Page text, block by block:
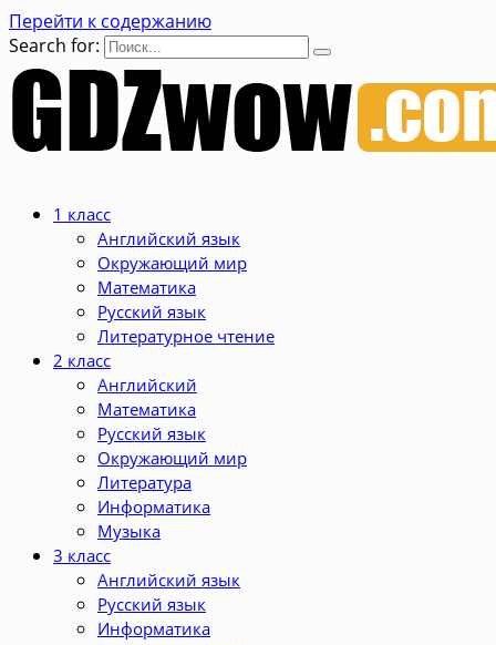
Перейти к содержанию
Search for:
1 класс
Английский язык
Окружающий мир
Математика
Русский язык
Литературное чтение
2 класс
Английский
Математика
Русский язык
Окружающий мир
Литература
Информатика
Музыка
3 класс
Английский язык
Русский язык
Информатика